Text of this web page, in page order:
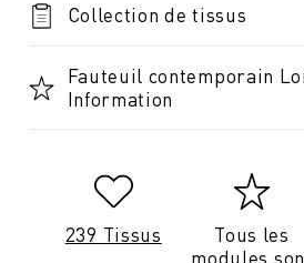
Collection de tissus
Fauteuil contemporain
Information
239 Tissus
Tous les
modules